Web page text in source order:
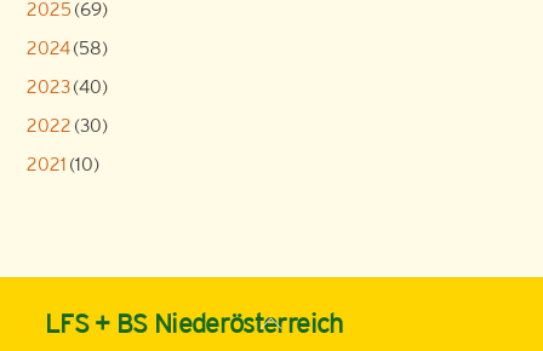
2025 (69)
2024(58)
2023(40)
2022 (30)
2021 (10)
Back
To
LFS + BS Niederösterreich